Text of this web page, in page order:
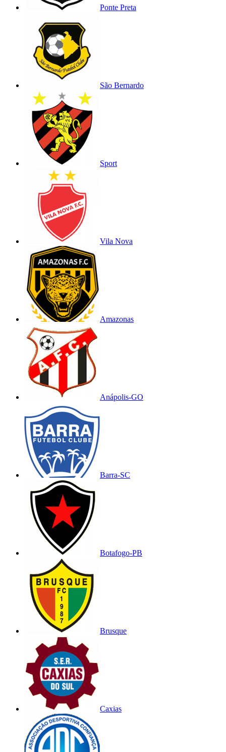
Ponte Preta
São Bernardo
Sport
Vila Nova
Amazonas
Anápolis-GO
Barra-SC
Botafogo-PB
Brusque
Caxias